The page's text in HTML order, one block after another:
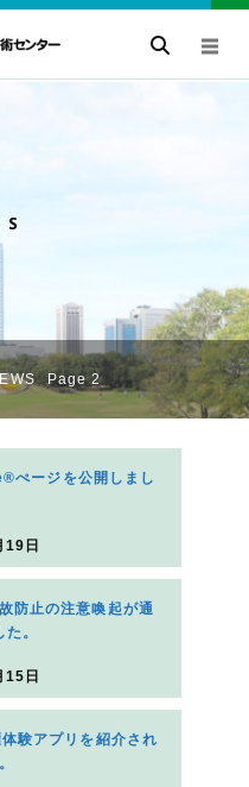
Page 2
ージを公開しまし
日
防止の注意喚起が通
。
日
験アプリを紹介され